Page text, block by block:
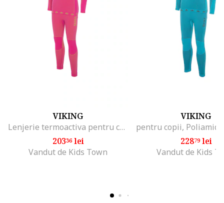
VIKING
Lenjerie termoactiva pentru copii, Poliamida/Poliester, Roz, Roz
20336lei
Vandut de Kids Town
VIKING
22879lei
Vandut de Kids